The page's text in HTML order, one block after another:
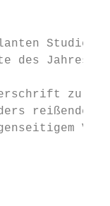
des Jahres
zu
reißenden